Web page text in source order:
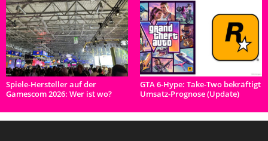
Spiele-Hersteller auf der
Gamescom 2026: Wer ist wo?
GTA 6-Hype: Take-Two bekräftigt
Umsatz-Prognose (Update)